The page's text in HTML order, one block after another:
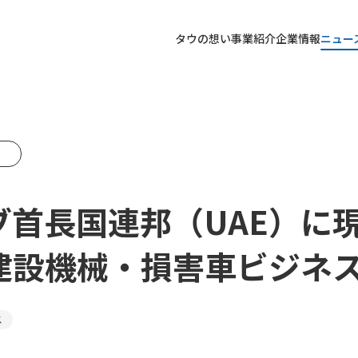
タウの想い事業紹介企業情報ニュー
長国連邦（UAE）に
機械・損害車ビジネ